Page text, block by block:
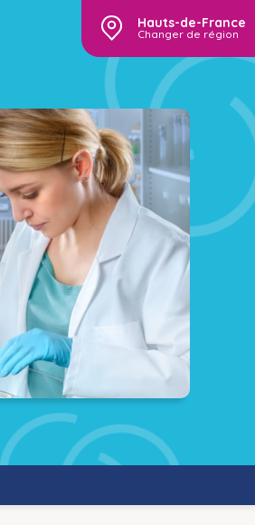
Hauts-de-France
Changer de région